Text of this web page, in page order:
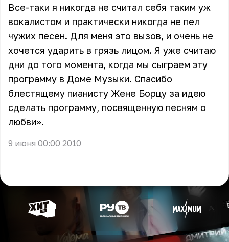
Все-таки я никогда не считал себя таким уж
вокалистом и практически никогда не пел
чужих песен. Для меня это вызов, и очень не
хочется ударить в грязь лицом. Я уже считаю
дни до того момента, когда мы сыграем эту
программу в Доме Музыки. Спасибо
блестящему пианисту Жене Борцу за идею
сделать программу, посвященную песням о
любви».
9 июня 00:00 2010